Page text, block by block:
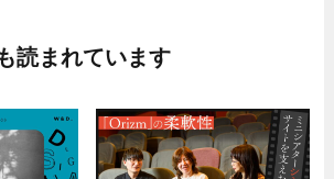
読まれています